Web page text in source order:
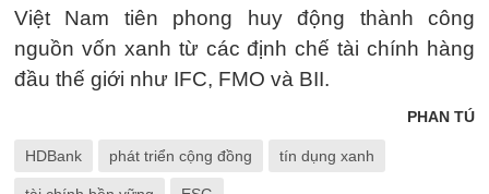
Việt Nam tiên phong huy động thành công
nguồn vốn xanh từ các định chế tài chính hàng
đầu thế giới như IFC, FMO và BII.
PHAN TÚ
HDBank phát triển cộng đồng tín dụng xanh